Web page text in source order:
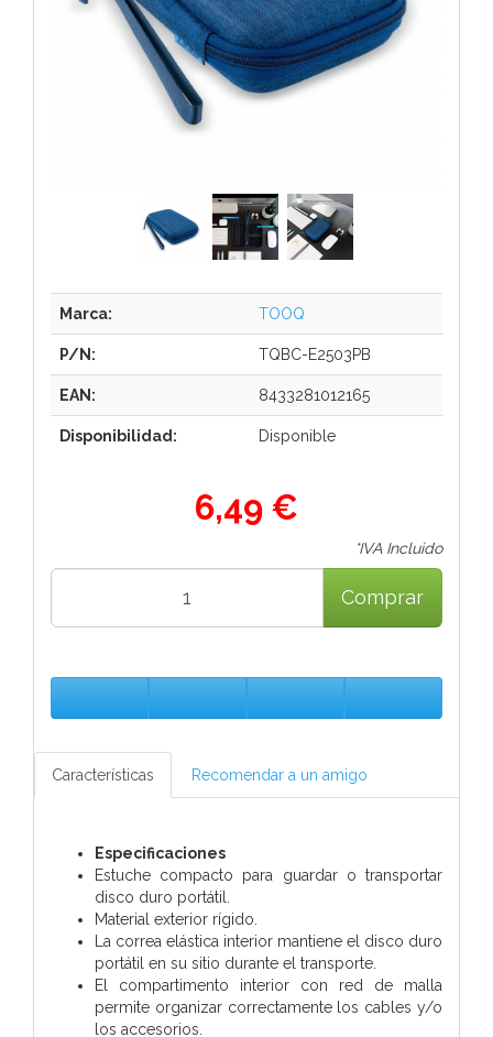
Marca: TOOQ
P/N: TQBC-E2503PB
EAN: 8433281012165
Disponibilidad: Disponible
6,49 €
*IVA Incluido
Comprar
Características Recomendar a un amigo
Especificaciones
Estuche compacto para guardar o transportar
disco duro portátil.
Material exterior rígido.
La correa elástica interior mantiene el disco duro
portátil en su sitio durante el transporte.
El compartimento interior con red de malla
permite organizar correctamente los cables y/o
los accesorios.